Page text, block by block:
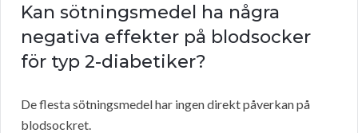
Kan sötningsmedel ha några
negativa effekter på blodsocker
för typ 2-diabetiker?
De flesta sötningsmedel har ingen direkt påverkan på
blodsockret.